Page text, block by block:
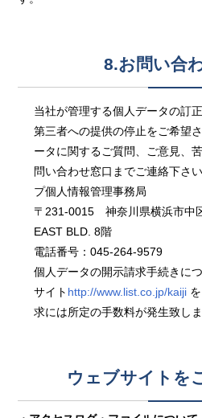
8.お問い合
当社が管理する個人データの訂
第三者への提供の停止をご希望
ータに関するご質問、ご意見、
問い合わせ窓口までご連絡下さ
プ個人情報管理事務局
〒231-0015 神奈川県横浜市中
EAST BLD. 8階
電話番号：045-264-9579
個人データの開示請求手続きに
サイト http://www.list.co.jp/kaiji
求には所定の手数料が発生致し
ウェブサイトを